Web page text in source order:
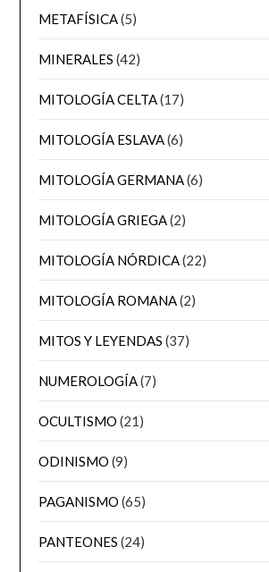
METAFÍSICA(5)
MINERALES (42)
MITOLOGÍA CELTA(17)
MITOLOGÍA ESLAVA(6)
MITOLOGÍA GERMANA(6)
MITOLOGÍA GRIEGA(2)
MITOLOGÍA NÓRDICA(22)
MITOLOGÍA ROMANA(2)
MITOS Y LEYENDAS (37)
NUMEROLOGÍA(7)
OCULTISMO (21)
ODINISMO (9)
PAGANISMO (65)
PANTEONES (24)